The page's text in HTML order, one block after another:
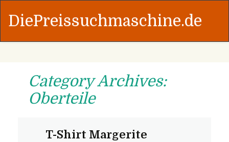
DiePreissuchmaschine.de
Category Archives:
Oberteile
T-Shirt Margerite